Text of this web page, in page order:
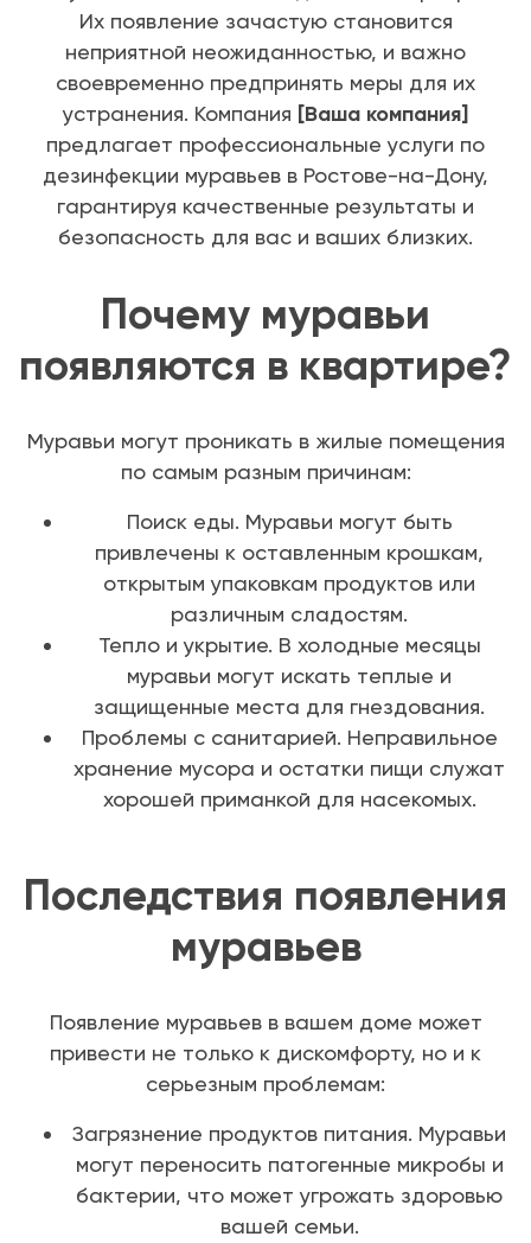
Их появление зачастую становится
неприятной неожиданностью, и важно
своевременно предпринять меры для их
устранения. Компания [Ваша компания]
предлагает профессиональные услуги по
дезинфекции муравьев в Ростове-на-Дону,
гарантируя качественные результаты и
безопасность для вас и ваших близких.
Почему муравьи
появляются в квартире?
Муравьи могут проникать в жилые помещения
по самым разным причинам:
Поиск еды. Муравьи могут быть
привлечены к оставленным крошкам,
открытым упаковкам продуктов или
различным сладостям.
Тепло и укрытие. В холодные месяцы
муравьи могут искать теплые и
защищенные места для гнездования.
Проблемы с санитарией. Неправильное
хранение мусора и остатки пищи служат
хорошей приманкой для насекомых.
Последствия появления
муравьев
Появление муравьев в вашем доме может
привести не только к дискомфорту, но и к
серьезным проблемам:
Загрязнение продуктов питания. Муравьи
могут переносить патогенные микробы и
бактерии, что может угрожать здоровью
вашей семьи.